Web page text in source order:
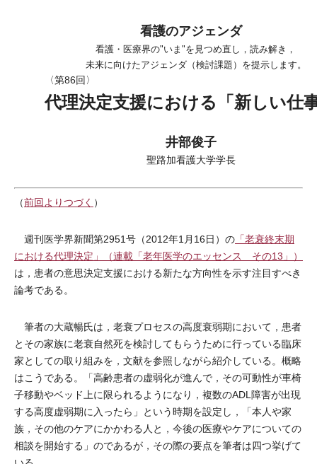
看護のアジェンダ
看護・医療界の"いま"を見つめ直し，読み解き，
未来に向けたアジェンダ（検討課題）を提示します。
〈第86回〉
代理決定支援における「新しい仕
井部俊子
聖路加看護大学学長
（前回よりつづく ）
週刊医学界新聞第2951号（2012年1月16日）の 「老衰終末期
における代理決定」（連載「老年医学のエッセンス その13」）
は，患者の意思決定支援における新たな方向性を示す注目すべき
論考である。
筆者の大蔵暢氏は，老衰プロセスの高度衰弱期において，患者
とその家族に老衰自然死を検討してもらうために行っている臨床
家としての取り組みを，文献を参照しながら紹介している。概略
はこうである。「高齢患者の虚弱化が進んで，その可動性が車椅
子移動やベッド上に限られるようになり，複数のADL障害が出現
する高度虚弱期に入ったら」という時期を設定し，「本人や家
族，その他のケアにかかわる人と，今後の医療やケアについての
相談を開始する」のであるが，その際の要点を筆者は四つ挙げて